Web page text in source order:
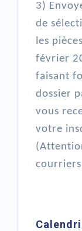
3)
de
les
février
faisant
dossier
vous
votre